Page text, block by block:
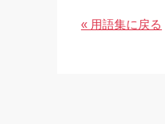
« 用語集に戻る